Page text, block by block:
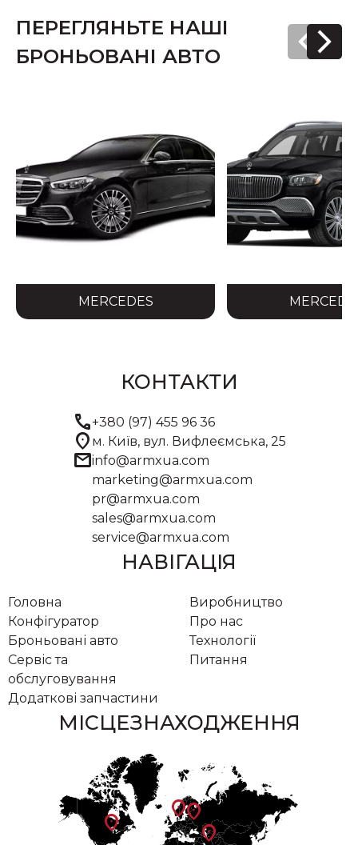
ПЕРЕГЛЯНЬТЕ НАШІ
БРОНЬОВАНІ АВТО
MERCEDES
КОНТАКТИ
call+380 (97) 455 96 36
location_on м. Київ, вул. Вифлеємська, 25
mailinfo@armxua.com
marketing@armxua.com
pr@armxua.com
sales@armxua.com
service@armxua.com
НАВІГАЦІЯ
Головна
Виробництво
Конфігуратор
Про нас
Броньовані авто
Технології
Сервіс та
обслуговування
Питання
Додаткові запчастини
МІСЦЕЗНАХОДЖЕННЯ
location_on
location_on
location_on
location_on